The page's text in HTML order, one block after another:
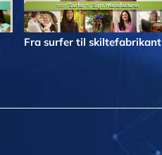
Fra surfer til skiltefabrikant